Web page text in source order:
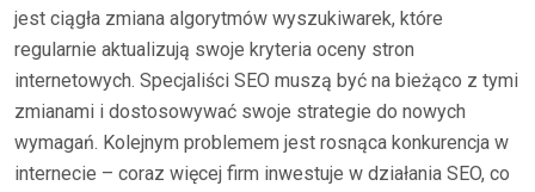
jest ciągła zmiana algorytmów wyszukiwarek, które
regularnie aktualizują swoje kryteria oceny stron
internetowych. Specjaliści SEO muszą być na bieżąco z tymi
zmianami i dostosowywać swoje strategie do nowych
wymagań. Kolejnym problemem jest rosnąca konkurencja w
internecie – coraz więcej firm inwestuje w działania SEO, co